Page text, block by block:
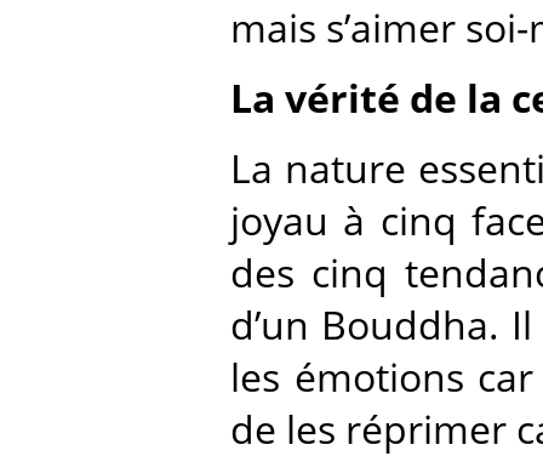
mais s’aimer
La vérité de la
La nature
joyau à cinq
des cinq
d’un Bouddha.
les émotions
de les réprimer